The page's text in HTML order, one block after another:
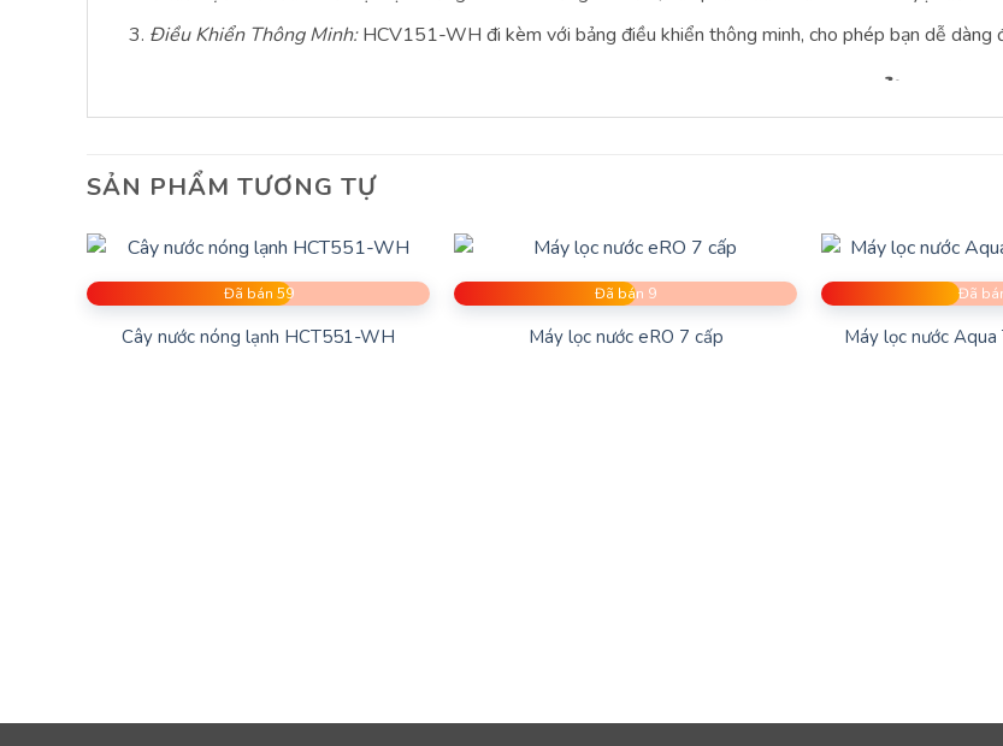
Điều Khiển Thông Minh:HCV151-WH đi kèm với bảng điều khiển thông minh, cho phép bạn dễ dàng
Mua Sản Phẩm Cây Nước Nóng Lạnh HCV151-WH Ở Đâu
người tiêu dùng. Bạn cũng có thể mua trực tuyến từ các trang web có uy tín, như các trang thương mại điện
Nhờ vào những tính năng và chất lượng vượt trội, cây nước nóng lạnh HCV151-WH không chỉ là một sản
hiện đại và năng động của bạn.
SẢN PHẨM TƯƠNG TỰ
Đã bán 59
Cây nước nóng lạnh HCT551-WH
Đã bán 9
Máy lọc nước eRO 7 cấp
Đã
Máy lọc nước